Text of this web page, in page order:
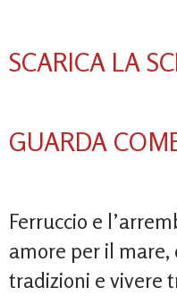
SCARICA LA
GUARDA
Ferruccio e
amore per il
tradizioni e vivere